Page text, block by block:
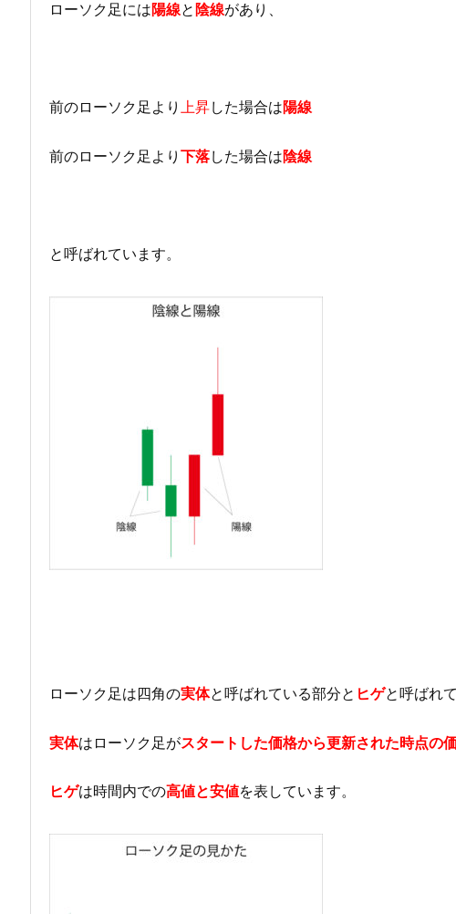
ローソク足には陽線と 陰線があり、
前のローソク足より 上昇した場合は陽線
前のローソク足より 下落した場合は陰線
と呼ばれています。
ローソク足は四角の実体と呼ばれている部分と ヒゲと呼ばれ
実体はローソク足がスタートした価格から更新された時点の
ヒゲは時間内での高値と安値を表しています。